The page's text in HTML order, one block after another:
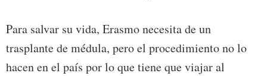
Para salvar su vida, Erasmo necesita de un
trasplante de médula, pero el procedimiento no lo
hacen en el país por lo que tiene que viajar al